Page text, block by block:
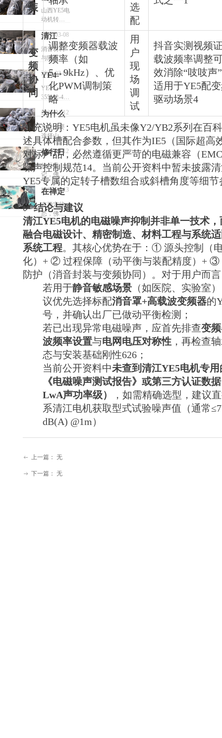
装
选
配
变
频
协
同
调整变频器载波
频率（如
5→9kHz）、优
化PWM调制策
略
用
户
现
场
调
试
抖音实测视频
载波频率调整
效消除“吱吱声
适用于YE5配
驱动场景4
补充说明：YE5电机虽未像Y2/YB2系列在百
述具体槽配合参数，但其作为IE5（国际超高
对标产品，必然遵循更严苛的电磁兼容（
噪声控制规范14。当前公开资料中暂未披露
YE5专属的定转子槽数组合或斜槽角度等细节
2。
✅ 结论与建议
清江YE5电机的电磁噪声抑制并非单一技术，
融合电磁设计、精密制造、材料工程与系统
系统工程。其核心优势在于：① 源头控制（
化）+ ② 过程保障（动平衡与装配精度）+ ③
防护（消音封装与变频协同）。对于用户而
若用于静音敏感场景 （如医院、实验室
议优先选择标配消音罩+高载波变频器的
号，并确认出厂已做动平衡检测；
若已出现异常电磁噪声，应首先排查变
波频率设置与电网电压对称性 ，再检查
态与安装基础刚性626；
当前公开资料中未查到清江YE5电机专用
《电磁噪声测试报告》或第三方认证数
LwA声功率级）
，如需精确选型，建议
系清江电机获取型式试验噪声值（通常
dB(A) @1m）
ꂃ 上一篇： 无
ꁹ 下一篇： 无
YE5电
动机转
子铁心
外圆精
加工技
术要求
山西YE5电
动机转子
精加工，
应以
T/CEEIA
520-2021为
顶层依
据，严格
执行同轴
度
≤0.5mm、
粗糙度
≤3.2μm、
尺寸公差
±0.05mm三
大硬指
标，并强
制采用圆
盘车刀+定
位轴套工
艺组合。
当前缺乏
山西本地
细化规
程，建议
企业结合
《中小型
异步电动
机零部件
标准-铸铝
转子铁心
技术要
求》1和专
利技术
（如防热
变形分阶
段磨削3、
智能温控
主轴14）
制定内控
作业指导
书。待验
证点：山
西电机制
造有限公
司新申请
造模具专
套更新了
工参数
2026-03-08
清江
YE5电
机电磁
噪声的
抑制分
析
消音材料
与隔离技
机内部或
外部加装
隔音垫、
消音罩等
吸隔声组
噪声传播
路径1；
YE5电机明
确提及“使
用消音材
料”以吸收
或隔离噪
音1。
变频工况
适配：当
YE5电机配
用变频器
时，可通
过调整载
波频率
（如将默
认5kHz调
至9kHz）
显著降
低“吱吱”高
频电磁噪
声8；该方
法对办
公、医疗
等静音敏
感场景尤
为关键4。
2026-03-08
YE4-
355M2-
4-
250KW
电机适
合什么
设备场
景工作
YE4-
355M2-4-
250KW电
机适合什
么设备场
景工作
2025-04-12
为什么
要选择
山西
YE4电
机清江
YE4-
355L1-
4-
280KW
电机
为什么要
选择山西
YE4电机清
江YE4-
355L1-4-
280KW电
机
2025-04-12
修行日
记，佛
陀说人
生的确
充满痛
苦，但
也有很
多美好
修行日
记，佛陀
说人生的
确充满痛
苦，但也
有很多美
好
2025-02-13
在禅定
状态，
佛陀辩
察自己
体内存
在无数
的众生
在禅定状
态，佛陀
辩察自己
体内存在
无数的众
生
2025-02-13